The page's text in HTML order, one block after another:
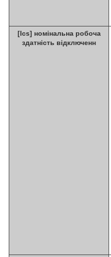
[Ics] номінальна робоча
здатність відключенн